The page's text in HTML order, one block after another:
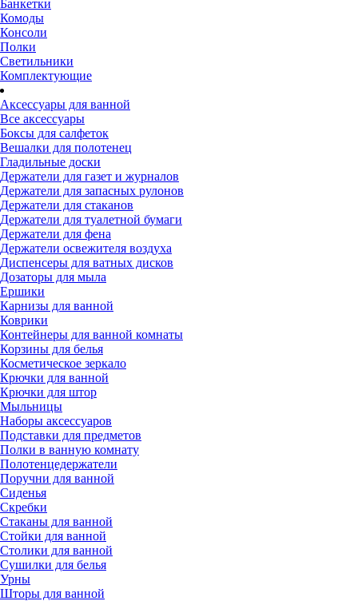
Банкетки
Комоды
Консоли
Полки
Светильники
Комплектующие
Аксессуары для ванной
Все аксессуары
Боксы для салфеток
Вешалки для полотенец
Гладильные доски
Держатели для газет и журналов
Держатели для запасных рулонов
Держатели для стаканов
Держатели для туалетной бумаги
Держатели для фена
Держатели освежителя воздуха
Диспенсеры для ватных дисков
Дозаторы для мыла
Ершики
Карнизы для ванной
Коврики
Контейнеры для ванной комнаты
Корзины для белья
Косметическое зеркало
Крючки для ванной
Крючки для штор
Мыльницы
Наборы аксессуаров
Подставки для предметов
Полки в ванную комнату
Полотенцедержатели
Поручни для ванной
Сиденья
Скребки
Стаканы для ванной
Стойки для ванной
Столики для ванной
Сушилки для белья
Урны
Шторы для ванной